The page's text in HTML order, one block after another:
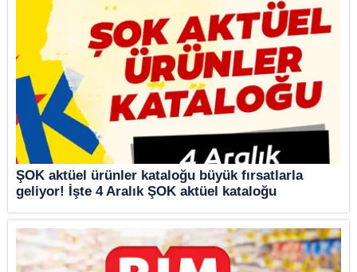
ŞOK aktüel ürünler kataloğu büyük fırsatlarla
geliyor! İşte 4 Aralık ŞOK aktüel kataloğu